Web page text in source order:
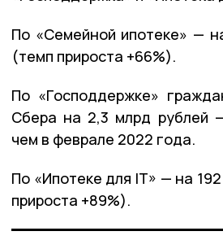
По «Семейной ипотеке» —
(темп прироста +66%).
По «Господдержке»
Сбера на 2,3 млрд рублей
чем в феврале 2022 года.
По «Ипотеке для IT» — на
прироста +89%).